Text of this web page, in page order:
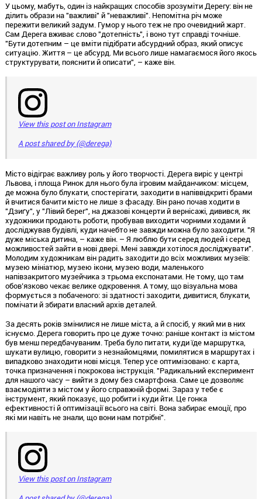
У цьому, мабуть, один із найкращих способів зрозуміти Дерегу: він не
ділить образи на "важливі" й "неважливі". Непомітна річ може
пережити великий задум. Гумор у нього теж не про очевидний жарт.
Сам Дерега вживає слово "дотепність", і воно тут справді точніше.
"Бути дотепним – це вміти підібрати абсурдний образ, який описує
ситуацію. Життя – це абсурд. Ми всього лише намагаємося його якось
структурувати, пояснити й описати", – каже він.
View this post on Instagram
A post shared by (@derega)
Місто відіграє важливу роль у його творчості. Дерега виріс у центрі
Львова, і площа Ринок для нього була ігровим майданчиком: місцем,
де можна було блукати, спостерігати, заходити в напіввідкриті брами
й вчитися бачити місто не лише з фасаду. Він рано почав ходити в
"Дзиґу", у "Лівий берег", на джазові концерти й вернісажі, дивився, як
художники продають роботи, пробував виходити чорними ходами й
досліджував будівлі, куди начебто не завжди можна було заходити. "Я
дуже міська дитина, – каже він. – Я люблю бути серед людей і серед
можливостей зайти в нові двері. Мені завжди хотілося досліджувати".
Молодим художникам він радить заходити до всіх можливих музеїв:
музею мініатюр, музею ікони, музею води, маленького
напівзакритого музейчика з трьома експонатами. Не тому, що там
обов’язково чекає велике одкровення. А тому, що візуальна мова
формується з побаченого: зі здатності заходити, дивитися, блукати,
помічати й збирати власний архів деталей.
За десять років змінилися не лише міста, а й спосіб, у який ми в них
існуємо. Дерега говорить про це дуже точно: раніше контакт із містом
був менш передбачуваним. Треба було питати, куди їде маршрутка,
шукати вулицю, говорити з незнайомцями, помилятися в маршрутах і
випадково знаходити нові місця. Тепер усе оптимізовано: є карта,
точка призначення і покрокова інструкція. "Радикальний експеримент
для нашого часу – вийти з дому без смартфона. Саме це дозволяє
взаємодіяти з містом у його справжній формі. Зараз у тебе є
інструмент, який показує, що робити і куди йти. Це гонка
ефективності й оптимізації всього на світі. Вона забирає емоції, про
які ми навіть не знали, що вони нам потрібні".
View this post on Instagram